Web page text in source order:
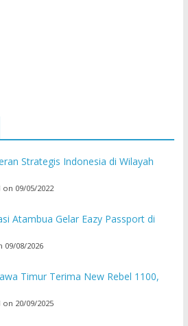
Strategis Indonesia di Wilayah
09/05/2022
Atambua Gelar Eazy Passport di
09/08/2026
Timur Terima New Rebel 1100,
20/09/2025